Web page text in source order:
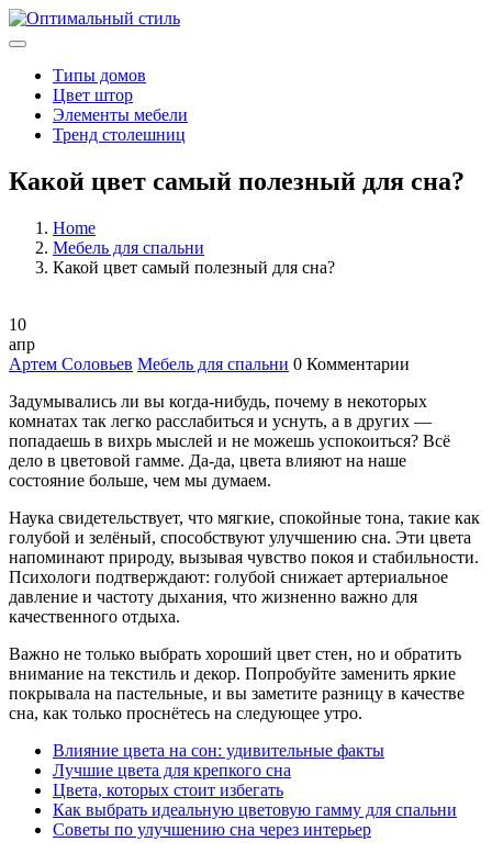
Типы домов
Цвет штор
Элементы мебели
Тренд столешниц
Какой цвет самый полезный для сна?
Home
Мебель для спальни
Какой цвет самый полезный для сна?
10
апр
Артем Соловьев Мебель для спальни 0 Комментарии
Задумывались ли вы когда-нибудь, почему в некоторых
комнатах так легко расслабиться и уснуть, а в других —
попадаешь в вихрь мыслей и не можешь успокоиться? Всё
дело в цветовой гамме. Да-да, цвета влияют на наше
состояние больше, чем мы думаем.
Наука свидетельствует, что мягкие, спокойные тона, такие как
голубой и зелёный, способствуют улучшению сна. Эти цвета
напоминают природу, вызывая чувство покоя и стабильности.
Психологи подтверждают: голубой снижает артериальное
давление и частоту дыхания, что жизненно важно для
качественного отдыха.
Важно не только выбрать хороший цвет стен, но и обратить
внимание на текстиль и декор. Попробуйте заменить яркие
покрывала на пастельные, и вы заметите разницу в качестве
сна, как только проснётесь на следующее утро.
Влияние цвета на сон: удивительные факты
Лучшие цвета для крепкого сна
Цвета, которых стоит избегать
Как выбрать идеальную цветовую гамму для спальни
Советы по улучшению сна через интерьер